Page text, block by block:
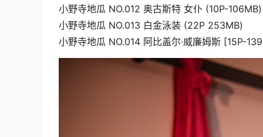
小野寺地瓜 NO.012 奥古斯特 女仆 (10P-106MB)
小野寺地瓜 NO.013 白金泳装 (22P 253MB)
小野寺地瓜 NO.014 阿比盖尔·威廉姆斯 [15P-